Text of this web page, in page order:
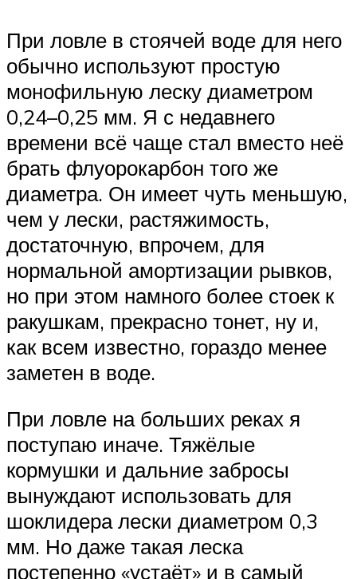
При ловле в стоячей воде для него
обычно используют простую
монофильную леску диаметром
0,24–0,25 мм. Я с недавнего
времени всё чаще стал вместо неё
брать флуорокарбон того же
диаметра. Он имеет чуть меньшую,
чем у лески, растяжимость,
достаточную, впрочем, для
нормальной амортизации рывков,
но при этом намного более стоек к
ракушкам, прекрасно тонет, ну и,
как всем известно, гораздо менее
заметен в воде.
При ловле на больших реках я
поступаю иначе. Тяжёлые
кормушки и дальние забросы
вынуждают использовать для
шоклидера лески диаметром 0,3
мм. Но даже такая леска
постепенно «устаёт» и в самый